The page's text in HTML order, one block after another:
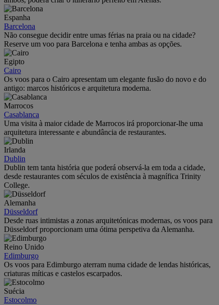
Espanha
Barcelona
Não consegue decidir entre umas férias na praia ou na cidade?
Reserve um voo para Barcelona e tenha ambas as opções.
Egipto
Cairo
Os voos para o Cairo apresentam um elegante fusão do novo e do
antigo: marcos históricos e arquitetura moderna.
Marrocos
Casablanca
Uma visita à maior cidade de Marrocos irá proporcionar-lhe uma
arquitetura interessante e abundância de restaurantes.
Irlanda
Dublin
Dublin tem tanta história que poderá observá-la em toda a cidade,
desde restaurantes com séculos de existência à magnífica Trinity
College.
Alemanha
Düsseldorf
Desde ruas intimistas a zonas arquitetónicas modernas, os voos para
Düsseldorf proporcionam uma ótima perspetiva da Alemanha.
Reino Unido
Edimburgo
Os voos para Edimburgo aterram numa cidade de lendas históricas,
criaturas míticas e castelos escarpados.
Suécia
Estocolmo